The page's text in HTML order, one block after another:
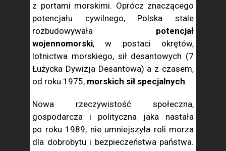
z portami morskimi. Oprócz znaczącego
potencjału cywilnego, Polska stale
rozbudowywała potencjał
wojennomorski, w postaci okrętów,
lotnictwa morskiego, sił desantowych (7
Łużycka Dywizja Desantowa) a z czasem,
od roku 1975, morskich sił specjalnych.
Nowa rzeczywistość społeczna,
gospodarcza i polityczna jaka nastała
po roku 1989, nie umniejszyła roli morza
dla dobrobytu i bezpieczeństwa państwa.